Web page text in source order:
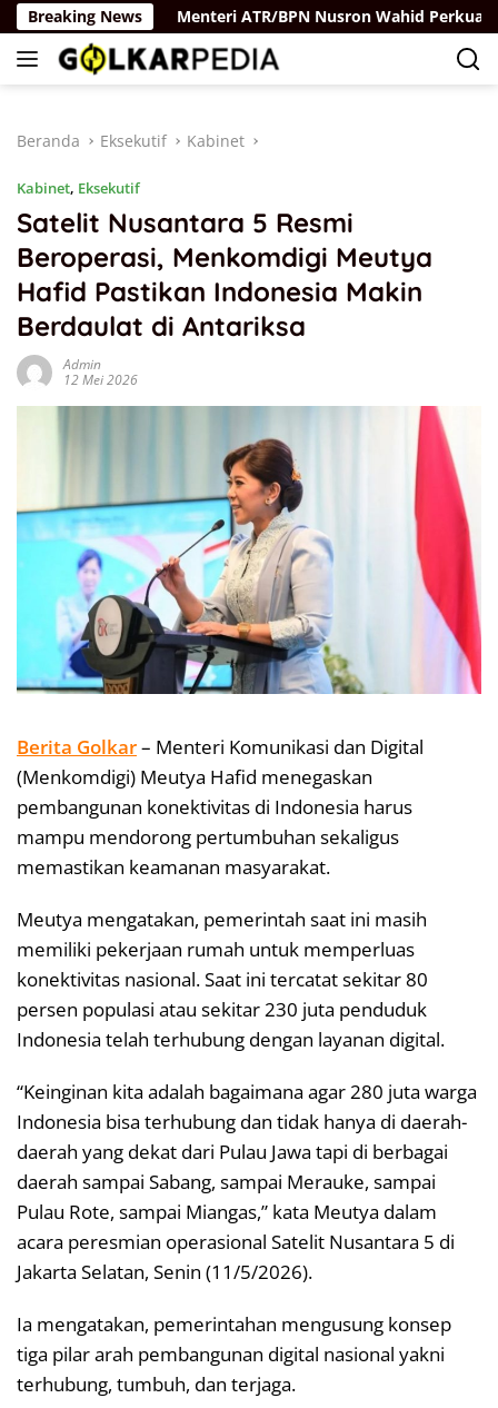
Langsung
ke
konten
Breaking News
Rus Menteri ATR/BPN Nusron Wahid Perkuat
Beranda Eksekutif Kabinet
Kabinet, Eksekutif
Satelit Nusantara 5 Resmi
Beroperasi, Menkomdigi Meutya
Hafid Pastikan Indonesia Makin
Berdaulat di Antariksa
Admin
12 Mei 2026
Berita Golkar– Menteri Komunikasi dan Digital
(Menkomdigi) Meutya Hafid menegaskan
pembangunan konektivitas di Indonesia harus
mampu mendorong pertumbuhan sekaligus
memastikan keamanan masyarakat.
Meutya mengatakan, pemerintah saat ini masih
memiliki pekerjaan rumah untuk memperluas
konektivitas nasional. Saat ini tercatat sekitar 80
persen populasi atau sekitar 230 juta penduduk
Indonesia telah terhubung dengan layanan digital.
“Keinginan kita adalah bagaimana agar 280 juta warga
Indonesia bisa terhubung dan tidak hanya di daerah-
daerah yang dekat dari Pulau Jawa tapi di berbagai
daerah sampai Sabang, sampai Merauke, sampai
Pulau Rote, sampai Miangas,” kata Meutya dalam
acara peresmian operasional Satelit Nusantara 5 di
Jakarta Selatan, Senin (11/5/2026).
Ia mengatakan, pemerintahan mengusung konsep
tiga pilar arah pembangunan digital nasional yakni
terhubung, tumbuh, dan terjaga.